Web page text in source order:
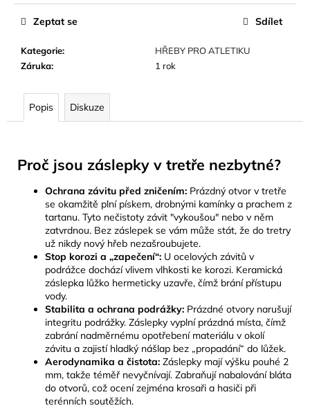
Kategorie:
HŘEBY PRO ATLETIKU
Záruka: 1 rok
Zeptat se Sdílet
Popis Diskuze
Proč jsou záslepky v tretře nezbytné?
Ochrana závitu před zničením: Prázdný otvor v tretře
se okamžitě plní pískem, drobnými kamínky a prachem z
tartanu. Tyto nečistoty závit "vykoušou" nebo v něm
zatvrdnou. Bez záslepek se vám může stát, že do tretry
už nikdy nový hřeb nezašroubujete.
Stop korozi a „zapečení“: U ocelových závitů v
podrážce dochází vlivem vlhkosti ke korozi. Keramická
záslepka lůžko hermeticky uzavře, čímž brání přístupu
vody.
Stabilita a ochrana podrážky: Prázdné otvory narušují
integritu podrážky. Záslepky vyplní prázdná místa, čímž
zabrání nadměrnému opotřebení materiálu v okolí
závitu a zajistí hladký nášlap bez „propadání“ do lůžek.
Aerodynamika a čistota: Záslepky mají výšku pouhé 2
mm, takže téměř nevyčnívají. Zabraňují nabalování bláta
do otvorů, což ocení zejména krosaři a hasiči při
terénních soutěžích.
j